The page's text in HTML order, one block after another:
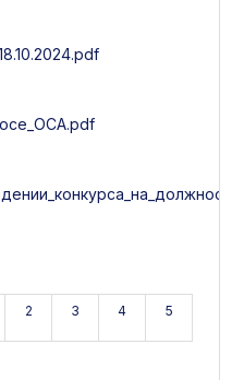
2 3 4 5